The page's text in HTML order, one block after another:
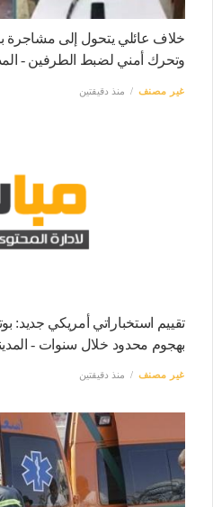
خلاف عائلي يتحول إلى مشاجرة
وتحرك أمني لضبط الطرفين -
غير مصنف منذ دقيقتين
تقييم استخباراتي أمريكي جديد:
بهجوم محدود خلال سنوات -
غير مصنف منذ دقيقتين